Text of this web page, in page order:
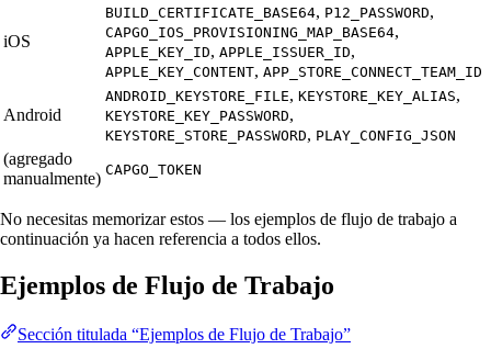
iOS
BUILD_CERTIFICATE_BASE64, P12_PASSWORD,
CAPGO_IOS_PROVISIONING_MAP_BASE64,
APPLE_KEY_ID, APPLE_ISSUER_ID,
APPLE_KEY_CONTENT, APP_STORE_CONNECT_TEAM_ID
Android
ANDROID_KEYSTORE_FILE, KEYSTORE_KEY_ALIAS,
KEYSTORE_KEY_PASSWORD,
KEYSTORE_STORE_PASSWORD, PLAY_CONFIG_JSON
(agregado
manualmente) CAPGO_TOKEN
No necesitas memorizar estos — los ejemplos de flujo de trabajo a
continuación ya hacen referencia a todos ellos.
Ejemplos de Flujo de Trabajo
Sección titulada “Ejemplos de Flujo de Trabajo”